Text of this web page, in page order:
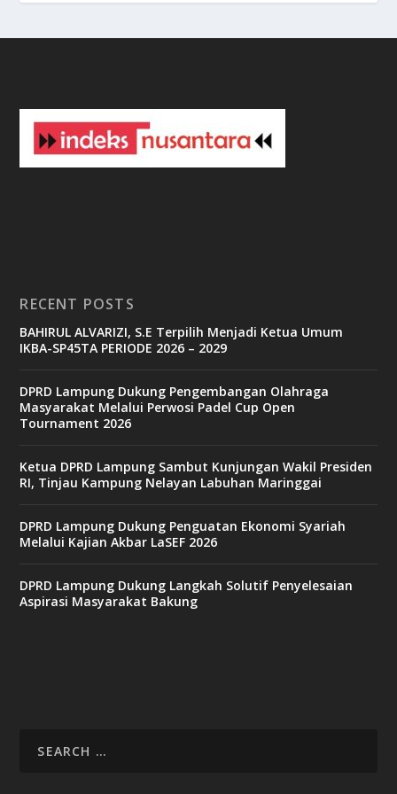
b
e
t
e
t
c
a
s
n
o
v
9
c
a
8
RECENT POSTS
BAHIRUL ALVARIZI, S.E Terpilih Menjadi Ketua Umum
IKBA-SP45TA PERIODE 2026 – 2029
DPRD Lampung Dukung Pengembangan Olahraga
Masyarakat Melalui Perwosi Padel Cup Open
Tournament 2026
Ketua DPRD Lampung Sambut Kunjungan Wakil Presiden
RI, Tinjau Kampung Nelayan Labuhan Maringgai
DPRD Lampung Dukung Penguatan Ekonomi Syariah
Melalui Kajian Akbar LaSEF 2026
DPRD Lampung Dukung Langkah Solutif Penyelesaian
Aspirasi Masyarakat Bakung